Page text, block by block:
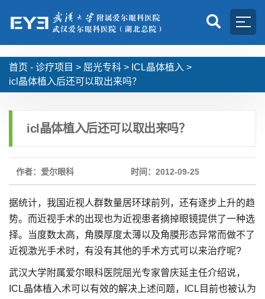
首页 - 诊疗项目 > 屈光专科 > ICL晶体植入 >
icl晶体植入后还可以取出来吗？
icl晶体植入后还可以取出来吗？
作者：爱尔眼科 时间：2012-09-25
据统计，我国近视人群数量居环球前列，还有逐步上升的趋
势。而近视手术的出现也为近视患者摘掉眼镜提供了一种选
择。当度数太高，角膜厚度太薄以及角膜形态异常而做不了
近视激光手术时，有没有其他的手术方式可以来治疗呢?
武汉大学附属爱尔眼科医院屈光专家曾庆延主任介绍说，
ICL晶体植入术可以有效的解决上述问题，ICL目前也被认为